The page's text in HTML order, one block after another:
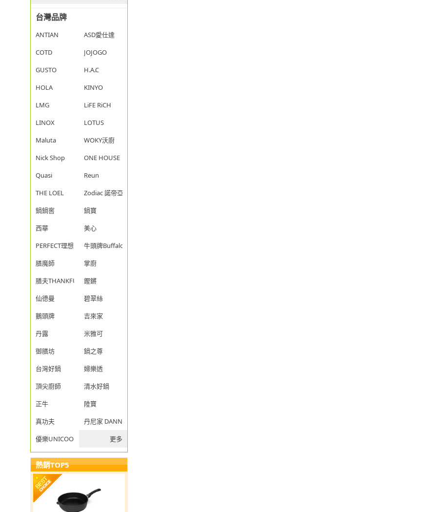
台灣品牌
ANTIAN
ASD愛仕達
COTD
JOJOGO
GUSTO
H.A.C
HOLA
KINYO
LMG
LiFE RiCH
LINOX
LOTUS
Maluta
WOKY沃廚
Nick Shop
ONE HOUSE
Quasi
Reun
THE LOEL
Zodiac 諾帝亞
鍋鍋窖
鍋寶
西華
美心
PERFECT理想
牛頭牌Buffalo
膳魔師
掌廚
膳夫THANKFUL
鏗鏘
仙德曼
碧翠絲
鵝頭牌
吉來家
丹露
米雅可
御膳坊
鍋之尊
台灣好鍋
婦樂透
頂尖廚師
清水好鍋
正牛
陸寶
真功夫
丹尼家 DANNY JIA
優樂UNICOOK
更多
熱銷TOP5